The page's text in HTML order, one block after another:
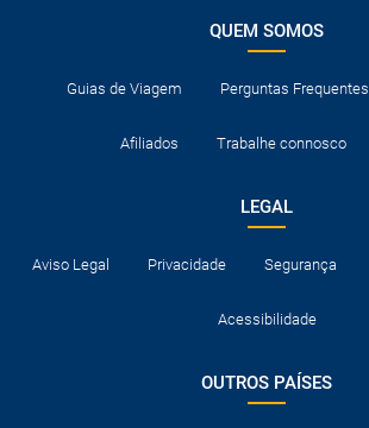
QUEM SOMOS
Guias de Viagem Perguntas Frequentes
Afiliados Trabalhe connosco
LEGAL
Aviso Legal Privacidade Segurança
Acessibilidade
OUTROS PAÍSES